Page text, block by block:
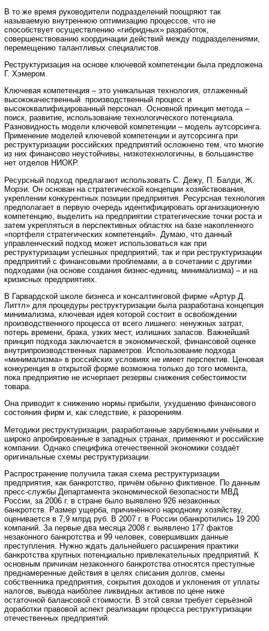
В то же время руководители подразделений поощряют так
называемую внутреннюю оптимизацию процессов, что не
способствует осуществлению «гибридных» разработок,
совершенствованию координации действий между подразделениями,
перемещению талантливых специалистов.
Реструктуризация на основе ключевой компетенции была предложена
Г. Хэмером.
Ключевая компетенция – это уникальная технология, отлаженный
высококачественный производственный процесс и
высококвалифицированный персонал. Основной принцип метода –
поиск, развитие, использование технологического потенциала.
Разновидность модели ключевой компетенции – модель аутсорсинга.
Применение моделей ключевой компетенции и аутсорсинга при
реструктуризации российских предприятий осложнено тем, что многие
из них финансово неустойчивы, низкотехнологичны, в большинстве
нет отделов НИОКР.
Ресурсный подход предлагают использовать С. Дежу, П. Балди, Ж.
Морэи. Он основан на стратегической концепции хозяйствования,
укреплении конкурентных позиции предприятия. Ресурсная технология
предполагает в первую очередь идентифицировать организационную
компетенцию, выделить на предприятии стратегические точки роста и
затем укрепляться в перспективных областях на базе накопленного
«портфеля стратегических компетенций». Думаю, что данный
управленческий подход может использоваться как при
реструктуризации успешных предприятий, так и при реструктуризации
предприятий с финансовыми проблемами, а в сочетании с другими
подходами (на основе создания бизнес-единиц, минимализма) – и на
кризисных предприятиях.
В Гарвардской школе бизнеса и консалтинговой фирме «Артур Д.
Литтл» для процедуры реструктуризации была разработана концепция
минимализма, ключевая идея которой состоит в освобождении
производственного процесса от всего лишнего: ненужных затрат,
потерь времени, брака, узких мест, излишних запасов. Важнейший
принцип подхода заключается в экономической, финансовой оценке
внутрипроизводственных параметров. Использование подхода
«минимализма» в российских условиях не имеет перспектив. Ценовая
конкуренция в открытой форме возможна только до того момента,
пока предприятие не исчерпает резервы снижения себестоимости
товара.
Она приводит к снижению нормы прибыли, ухудшению финансового
состояния фирм и, как следствие, к разорениям.
Методики реструктуризации, разработанные зарубежными учёными и
широко апробированные в западных странах, применяют и российские
компании. Однако специфика отечественной экономики создаёт
оригинальные схемы реструктуризации.
Распространение получила такая схема реструктуризации
предприятия, как банкротство, причём обычно фиктивное. По данным
пресс-службы Департамента экономической безопасности МВД
России, за 2006 г. в стране было выявлено 926 незаконных
банкротств. Размер ущерба, причинённого народному хозяйству,
оценивается в 7,9 млрд руб. В 2007 г. в России обанкротились 19 200
компаний. За первые два месяца 2008 г. выявлено 177 фактов
незаконного банкротства и 99 человек, совершивших данные
преступления. Нужно ждать дальнейшего расширения практики
банкротства крупных потенциально привлекательных предприятий. К
основным причинам незаконного банкротства относятся преступные
преднамеренные действия в целях списания долгов, смены
собственника предприятия, сокрытия доходов и уклонения от уплаты
налогов, вывода наиболее ликвидных активов по цене ниже
остаточной балансовой стоимости. В этой связи требует серьёзной
доработки правовой аспект реализации процесса реструктуризации
отечественных предприятий.